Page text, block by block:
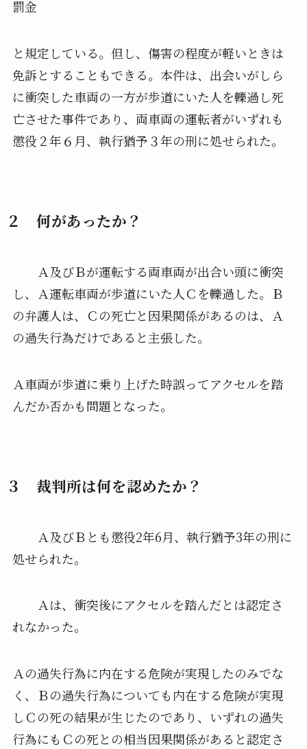
罰金
と規定している。但し、傷害の程度が軽いときは
免訴とすることもできる。本件は、出会いがしら
に衝突した車両の一方が歩道にいた人を轢過し死
亡させた事件であり、両車両の運転者がいずれも
懲役２年６月、執行猶予３年の刑に処せられた。
２ 何があったか？
Ａ及びＢが運転する両車両が出合い頭に衝突
し、Ａ運転車両が歩道にいた人Ｃを轢過した。Ｂ
の弁護人は、Ｃの死亡と因果関係があるのは、Ａ
の過失行為だけであると主張した。
Ａ車両が歩道に乗り上げた時誤ってアクセルを踏
んだか否かも問題となった。
３ 裁判所は何を認めたか？
Ａ及びＢとも懲役2年6月、執行猶予3年の刑に
処せられた。
Ａは、衝突後にアクセルを踏んだとは認定さ
れなかった。
Ａの過失行為に内在する危険が実現したのみでな
く、Ｂの過失行為についても内在する危険が実現
しＣの死の結果が生じたのであり、いずれの過失
行為にもＣの死との相当因果関係があると認定さ